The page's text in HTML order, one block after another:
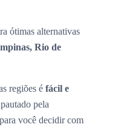
ótimas alternativas
Rio de
regiões é fácil e
pela
para você decidir com